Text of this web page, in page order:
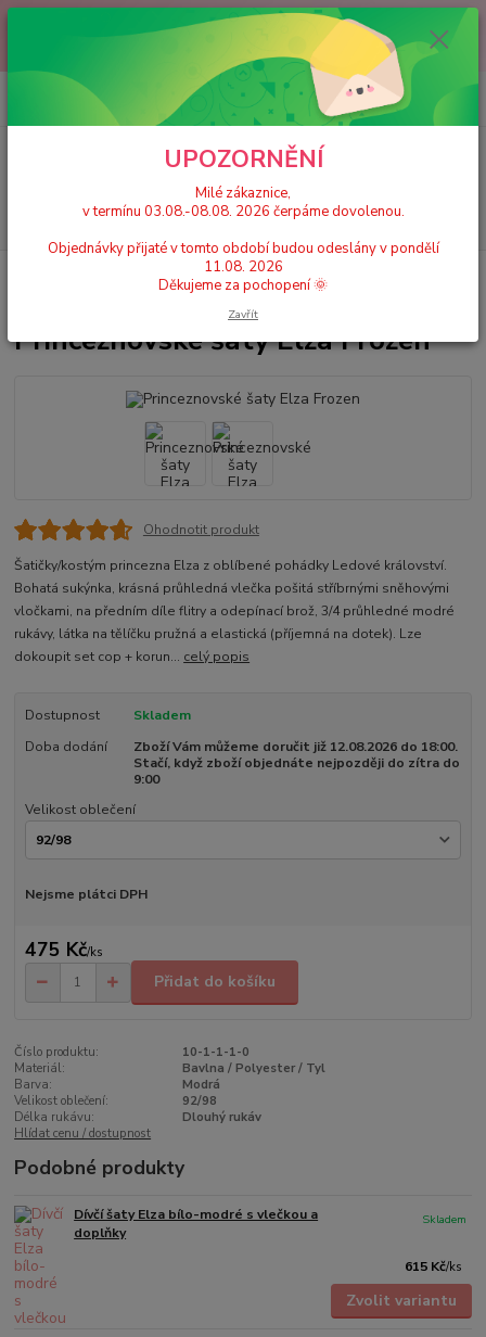
Milé zákaznice, v termínu 03.08.-08.08. 2026 čerpáme dovolenou.
Objednávky přijaté v tomto období budou odeslány v pondělí 11.08.
2026 Děkujeme za pochopení 🌞
CZK
Hledat
+420 777 224 390
(Po-Pá, 9-17 hod.)
0 Kč
Dětské karnevalové kostýmy / Princeznovské šaty, doplňky
Princeznovské šaty Elza Frozen
Princeznovské šaty Elza Frozen
Ohodnotit produkt
Šatičky/kostým princezna Elza z oblíbené pohádky Ledové království.
Bohatá sukýnka, krásná průhledná vlečka pošitá stříbrnými sněhovými
vločkami, na předním díle flitry a odepínací brož, 3/4 průhledné modré
rukávy, látka na tělíčku pružná a elastická (příjemná na dotek). Lze
dokoupit set cop + korun... celý popis
Dostupnost
Skladem
Doba dodání
Zboží Vám můžeme doručit již 12.08.2026 do 18:00.
Stačí, když zboží objednáte nejpozději do zítra do
9:00
Velikost oblečení
Nejsme plátci DPH
475 Kč/ks
Přidat do košíku
Číslo produktu:
10-1-1-1-0
Materiál:
Bavlna / Polyester / Tyl
Barva:
Modrá
Velikost oblečení:
92/98
Délka rukávu:
Dlouhý rukáv
Hlídat cenu / dostupnost
Podobné produkty
Dívčí šaty Elza bílo-modré s vlečkou a
doplňky
615 Kč/ks
Skladem
Zvolit variantu
UPOZORNĚNÍ
Milé zákaznice,
v termínu 03.08.-08.08. 2026 čerpáme dovolenou.
Objednávky přijaté v tomto období budou odeslány v pondělí
11.08. 2026
Děkujeme za pochopení 🌞
Zavřít